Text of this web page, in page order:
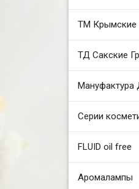
ТМ Крымские
ТД Сакские
Серии
FLUID oil free
Аромалампы